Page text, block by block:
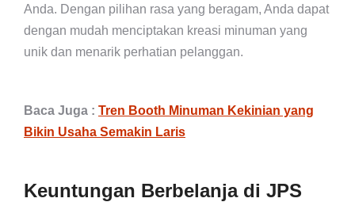
Anda. Dengan pilihan rasa yang beragam, Anda dapat
dengan mudah menciptakan kreasi minuman yang
unik dan menarik perhatian pelanggan.
Baca Juga : Tren Booth Minuman Kekinian yang
Bikin Usaha Semakin Laris
Keuntungan Berbelanja di JPS